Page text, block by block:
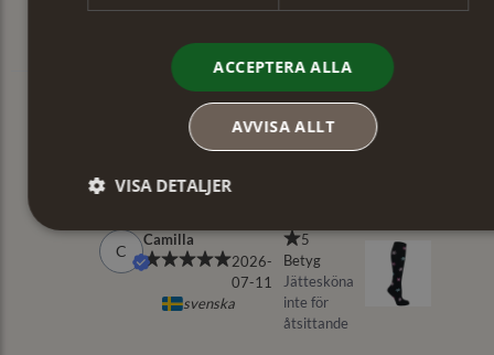
ACCEPTERA ALLA
AVVISA ALLT
VISA DETALJER